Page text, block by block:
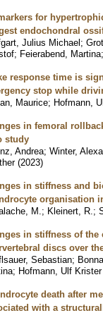
for
endochondral
Julius Michael;
; Feierabend, Martina
response time is
stop while
Maurice; Hofmann,
in femoral
study
Andrea; Winter,
(2023)
in stiffness and
organisation
M. ; Kleinert, R. ;
in stiffness of
discs over
Sebastian;
; Hofmann, Ulf Krister
death after
with a